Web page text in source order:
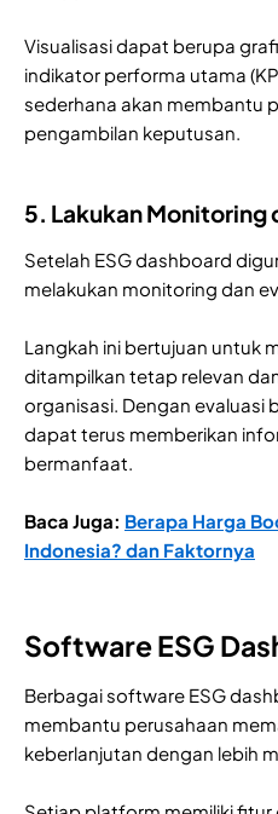
Visualisasi dapat berupa
indikator performa utama
sederhana akan membantu
pengambilan keputusan.
5. Lakukan Monitoring
Setelah ESG dashboard
melakukan monitoring dan
Langkah ini bertujuan untuk
ditampilkan tetap relevan
organisasi. Dengan evaluasi
dapat terus memberikan
bermanfaat.
Baca Juga: Berapa Harga
Indonesia? dan Faktornya
Software ESG
Berbagai software ESG
membantu perusahaan
keberlanjutan dengan lebih